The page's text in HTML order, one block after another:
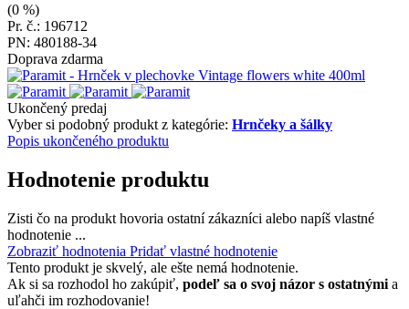
(0 %)
Pr. č.: 196712
PN: 480188-34
Doprava zdarma
Ukončený predaj
Vyber si podobný produkt z kategórie: Hrnčeky a šálky
Popis ukončeného produktu
Hodnotenie produktu
Zisti čo na produkt hovoria ostatní zákazníci alebo napíš vlastné
hodnotenie ...
Zobraziť hodnotenia Pridať vlastné hodnotenie
Tento produkt je skvelý, ale ešte nemá hodnotenie.
Ak si sa rozhodol ho zakúpiť, podeľ sa o svoj názor s ostatnými a
uľahči im rozhodovanie!